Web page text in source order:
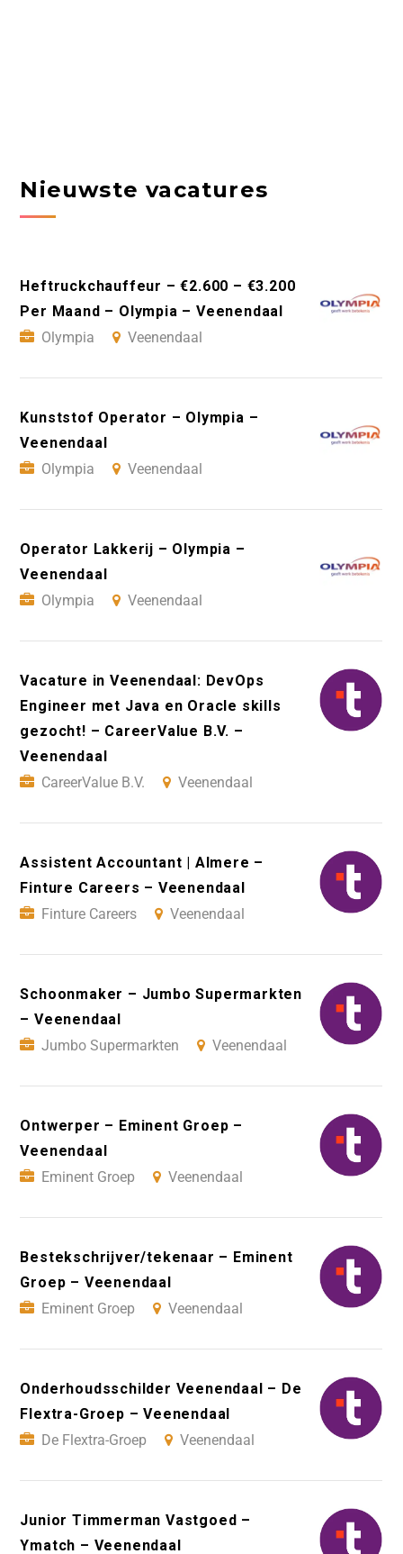
Nieuwste vacatures
Heftruckchauffeur – €2.600 – €3.200
Per Maand – Olympia – Veenendaal
Olympia
Veenendaal
Kunststof Operator – Olympia –
Veenendaal
Olympia
Veenendaal
Operator Lakkerij – Olympia –
Veenendaal
Olympia
Veenendaal
Vacature in Veenendaal: DevOps
Engineer met Java en Oracle skills
gezocht! – CareerValue B.V. –
Veenendaal
CareerValue B.V.
Veenendaal
Assistent Accountant | Almere –
Finture Careers – Veenendaal
Finture Careers
Veenendaal
Schoonmaker – Jumbo Supermarkten
– Veenendaal
Jumbo Supermarkten
Veenendaal
Ontwerper – Eminent Groep –
Veenendaal
Eminent Groep
Veenendaal
Bestekschrijver/tekenaar – Eminent
Groep – Veenendaal
Eminent Groep
Veenendaal
Onderhoudsschilder Veenendaal – De
Flextra-Groep – Veenendaal
De Flextra-Groep
Veenendaal
Junior Timmerman Vastgoed –
Ymatch – Veenendaal